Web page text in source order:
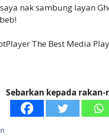
nak sambung layan
Sebarkan kepada